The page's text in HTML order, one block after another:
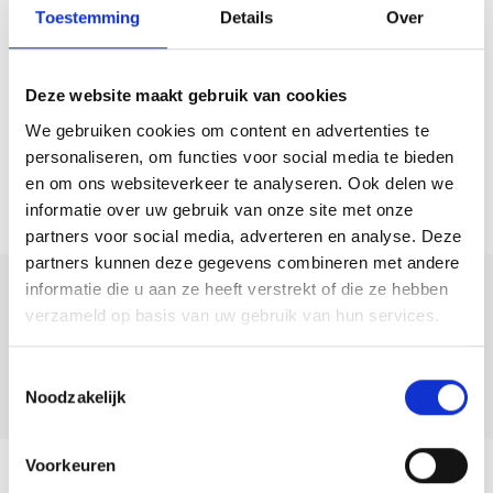
Toestemming Details Over
Deze website maakt gebruik van cookies
We gebruiken cookies om content en advertenties te
personaliseren, om functies voor social media te bieden
en om ons websiteverkeer te analyseren. Ook delen we
informatie over uw gebruik van onze site met onze
partners voor social media, adverteren en analyse. Deze
partners kunnen deze gegevens combineren met andere
informatie die u aan ze heeft verstrekt of die ze hebben
verzameld op basis van uw gebruik van hun services.
Noodzakelijk
Voorkeuren
– De begane grond en eerste verdieping zijn voorzien van
– De woning is voorzien van 11 zonnepanelen, warmtepomp, warmte-
terug-win systeem;
– Tuinligging op het zuidoosten;
– Bijdrage Stichting ’t Groene Wold € 60,- p.m. voor het onderhoud
van het openbaar terrein
– Woonoppervlakte: 94 m²;
– Perceeloppervlakte: 137 m²;
– Bouwjaar: 2021.
Neem dan contact met ons op via telefoon of e-mail. We heten u van
Deel deze